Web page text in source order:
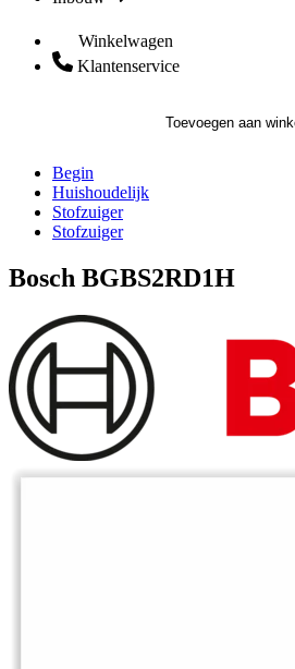
Winkelwagen
Klantenservice
Toevoegen aan
Begin
Huishoudelijk
Stofzuiger
Stofzuiger
Bosch BGBS2RD1H